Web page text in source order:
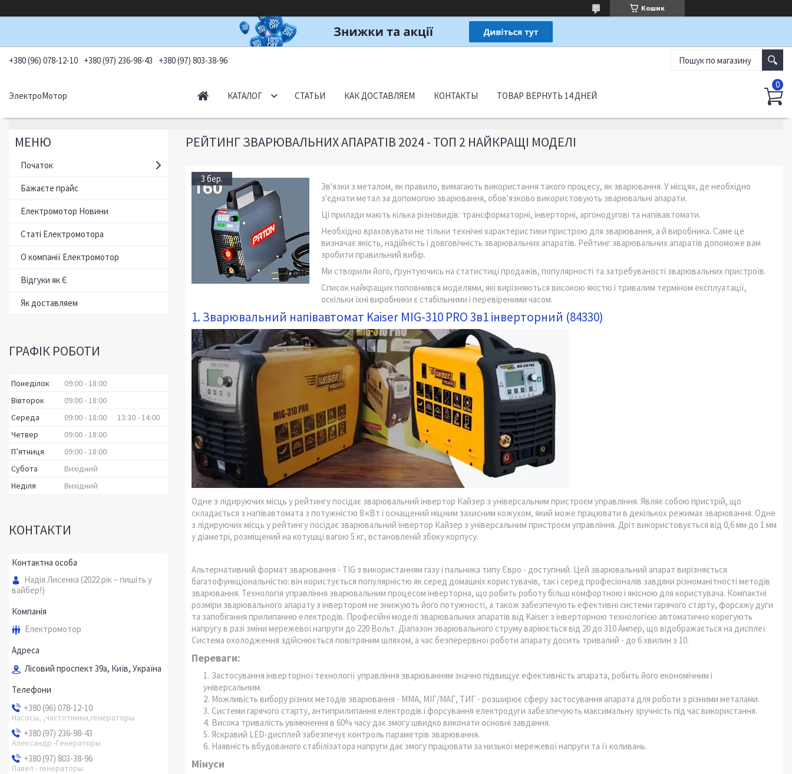
Кошик
+380 (96) 078-12-10 +380 (97) 236-98-43 +380 (97) 803-38-96
ЭлектроМотор КАТАЛОГ СТАТЬИ КАК ДОСТАВЛЯЕМ КОНТАКТЫ ТОВАР ВЕРНУТЬ 14 ДНЕЙ
РЕЙТИНГ ЗВАРЮВАЛЬНИХ АПАРАТІВ 2024 - ТОП 2 НАЙКРАЩІ МОДЕЛІ
3 бер.
Зв'язки з металом, як правило, вимагають використання такого процесу, як зварювання. У місцях, де необхідно
з'єднати метал за допомогою зварювання, обов'язково використовують зварювальні апарати.
Ці прилади мають кілька різновидів: трансформаторні, інверторні, аргонодугові та напівавтомати.
Необхідно враховувати не тільки технічні характеристики пристрою для зварювання, а й виробника. Саме це
визначає якість, надійність і довговічність зварювальних апаратів. Рейтинг зварювальних апаратів допоможе вам
зробити правильний вибір.
Ми створили його, ґрунтуючись на статистиці продажів, популярності та затребуваності зварювальних пристроїв.
Список найкращих поповнився моделями, які вирізняються високою якістю і тривалим терміном експлуатації,
оскільки їхні виробники є стабільними і перевіреними часом.
1. Зварювальний напівавтомат Kaiser MIG-310 PRO 3в1 інверторний (84330)
Одне з лідируючих місць у рейтингу посідає зварювальний інвертор Кайзер з універсальним пристроєм управління. Являє собою пристрій, що
складається з напівавтомата з потужністю 8 кВт і оснащений міцним захисним кожухом, який може працювати в декількох режимах зварювання. Одне
з лідируючих місць у рейтингу посідає зварювальний інвертор Кайзер з універсальним пристроєм управління. Дріт використовується від 0,6 мм до 1 мм
у діаметрі, розміщений на котушці вагою 5 кг, встановленій збоку корпусу.
Альтернативний формат зварювання - TIG з використанням газу і пальника типу Євро - доступний. Цей зварювальний апарат вирізняється
багатофункціональністю: він користується популярністю як серед домашніх користувачів, так і серед професіоналів завдяки різноманітності методів
зварювання. Технологія управління зварювальним процесом інверторна, що робить роботу більш комфортною і якісною для користувача. Компактні
розміри зварювального апарату з інвертором не знижують його потужності, а також забезпечують ефективні системи гарячого старту, форсажу дуги
та запобігання прилипанню електродів. Професійні моделі зварювальних апаратів від Kaiser з інверторною технологією автоматично корегують
напругу в разі зміни мережевої напруги до 220 Вольт. Діапазон зварювального струму варіюється від 20 до 310 Ампер, що відображається на дисплеї.
Система охолодження здійснюється повітряним шляхом, а час безперервної роботи апарату досить тривалий - до 6 хвилин з 10.
Переваги:
Застосування інверторної технології управління зварюванням значно підвищує ефективність апарата, робить його економічним і
універсальним.
Можливість вибору різних методів зварювання - ММА, МІГ/МАГ, ТИГ - розширює сферу застосування апарата для роботи з різними металами.
Системи гарячого старту, антиприлипання електродів і форсування електродуги забезпечують максимальну зручність під час використання.
Висока тривалість увімкнення в 60% часу дає змогу швидко виконати основні завдання.
Яскравий LED-дисплей забезпечує контроль параметрів зварювання.
Наявність вбудованого стабілізатора напруги дає змогу працювати за низької мережевої напруги та її коливань.
Мінуси
Початок
Бажаєте прайс
Електромотор Новини
Статі Електромотора
О компанії Електромотор
Відгуки як Є
Як доставляем
ГРАФІК РОБОТИ
Понеділок 09:00 18:00
Вівторок
09:00 18:00
Середа
09:00 18:00 13:30 14:00
Четвер
09:00 18:00
Пʼятниця
09:00 18:00
Субота
Вихідний
Неділя
Вихідний
КОНТАКТИ
Надія Лисенка (2022 рік – пишіть у
вайбер!)
Електромотор
Лісовий проспект 39а, Київ, Україна
+380 (96) 078-12-10
Насосы, ,частотники,генераторы
+380 (97) 236-98-43
Александр -Генераторы
+380 (97) 803-38-96
Павел - генераторы